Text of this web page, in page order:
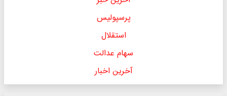
پرسپولیس
استقلال
سهام عدالت
آخرین اخبار